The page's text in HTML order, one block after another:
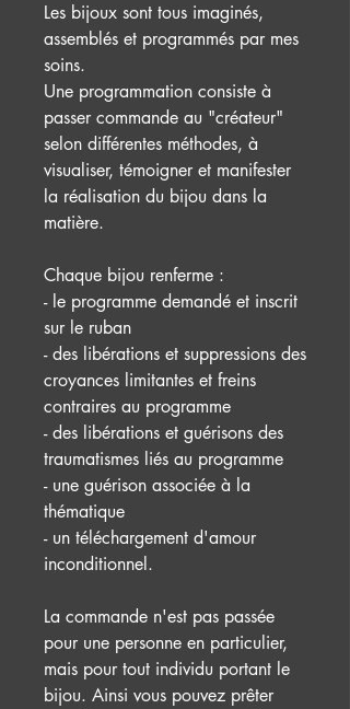
Les bijoux sont tous imaginés,
assemblés et programmés par mes
soins.
Une programmation consiste à
passer commande au "créateur"
selon différentes méthodes, à
visualiser, témoigner et manifester
la réalisation du bijou dans la
matière.
Chaque bijou renferme :
- le programme demandé et inscrit
sur le ruban
- des libérations et suppressions des
croyances limitantes et freins
contraires au programme
- des libérations et guérisons des
traumatismes liés au programme
- une guérison associée à la
thématique
- un téléchargement d'amour
inconditionnel.
La commande n'est pas passée
pour une personne en particulier,
mais pour tout individu portant le
bijou. Ainsi vous pouvez prêter